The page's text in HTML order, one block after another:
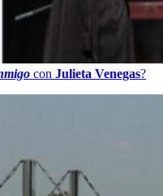
con Julieta Venegas?